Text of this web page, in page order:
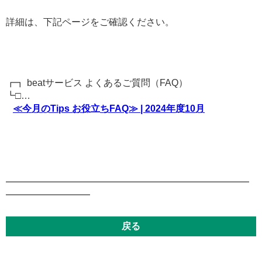
詳細は、下記ページをご確認ください。
┏┓ beatサービス よくあるご質問（FAQ）
┗□…
≪今月のTips お役立ちFAQ≫ | 2024年度10月
━━━━━━━━━━━━━━━━━━━━━━━━━━
━━━━━━━━━
戻る